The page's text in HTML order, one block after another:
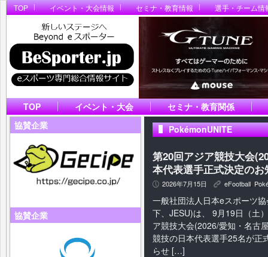
TOP イベント・大会情報 セミナ・教育情報 選手・チーム情
TOP イベント・大会
セミナ・教育関係
協賛企業
協賛企業
PokémonUNITE
第20回アジア競技大会
本代表選手正式決定のお
P 2026年7月15日 K eFootball
一般社団法人日本eスポーツ
下、JESU)は、 9月19日（土
ア競技大会(2026/愛知・名古
競技の日本代表選手25名が正
らせ […]